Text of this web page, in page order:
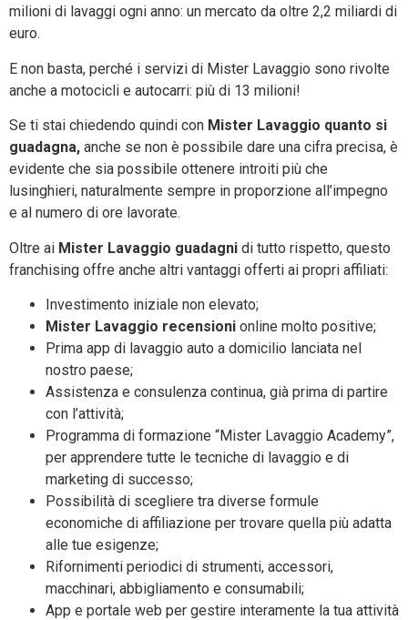
milioni di lavaggi ogni anno: un mercato da oltre 2,2 miliardi di
euro.
E non basta, perché i servizi di Mister Lavaggio sono rivolte
anche a motocicli e autocarri: più di 13 milioni!
Se ti stai chiedendo quindi con Mister Lavaggio quanto si
guadagna, anche se non è possibile dare una cifra precisa, è
evidente che sia possibile ottenere introiti più che
lusinghieri, naturalmente sempre in proporzione all’impegno
e al numero di ore lavorate.
Oltre ai Mister Lavaggio guadagni di tutto rispetto, questo
franchising offre anche altri vantaggi offerti ai propri affiliati:
Investimento iniziale non elevato;
Mister Lavaggio recensioni online molto positive;
Prima app di lavaggio auto a domicilio lanciata nel
nostro paese;
Assistenza e consulenza continua, già prima di partire
con l’attività;
Programma di formazione “Mister Lavaggio Academy”,
per apprendere tutte le tecniche di lavaggio e di
marketing di successo;
Possibilità di scegliere tra diverse formule
economiche di affiliazione per trovare quella più adatta
alle tue esigenze;
Rifornimenti periodici di strumenti, accessori,
macchinari, abbigliamento e consumabili;
App e portale web per gestire interamente la tua attività